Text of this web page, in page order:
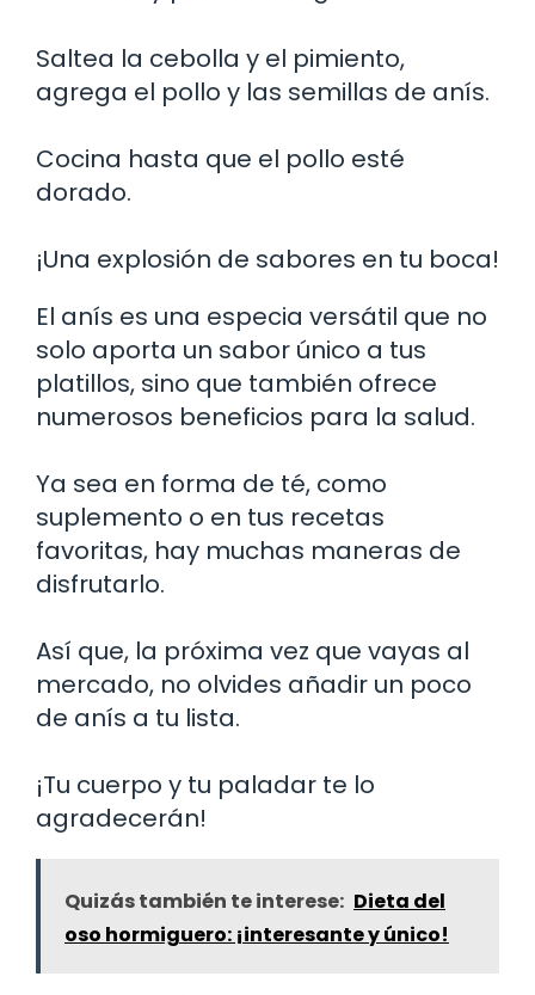
Saltea la cebolla y el pimiento,
agrega el pollo y las semillas de anís.
Cocina hasta que el pollo esté
dorado.
¡Una explosión de sabores en tu boca!
El anís es una especia versátil que no
solo aporta un sabor único a tus
platillos, sino que también ofrece
numerosos beneficios para la salud.
Ya sea en forma de té, como
suplemento o en tus recetas
favoritas, hay muchas maneras de
disfrutarlo.
Así que, la próxima vez que vayas al
mercado, no olvides añadir un poco
de anís a tu lista.
¡Tu cuerpo y tu paladar te lo
agradecerán!
Quizás también te interese: Dieta del
oso hormiguero: ¡interesante y único!